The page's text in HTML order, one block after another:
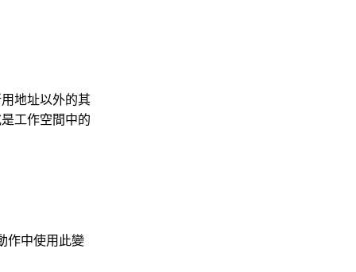
地址以外的其
工作空間中的
作中使用此變